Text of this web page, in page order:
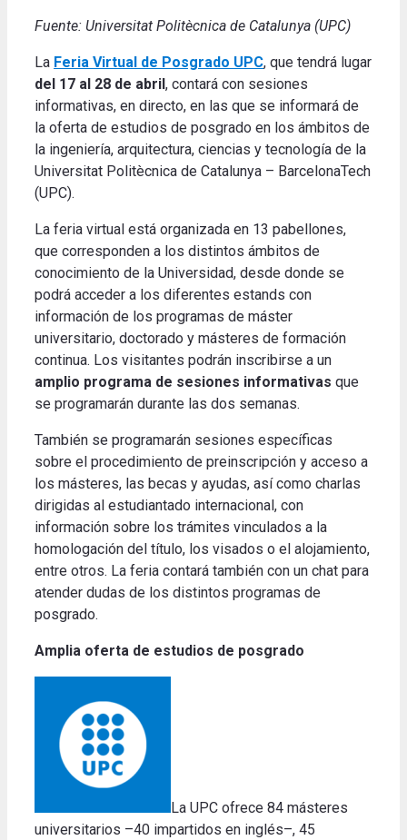
Fuente: Universitat Politècnica de Catalunya (UPC)
La Feria Virtual de Posgrado UPC, que tendrá lugar
del 17 al 28 de abril , contará con sesiones
informativas, en directo, en las que se informará de
la oferta de estudios de posgrado en los ámbitos de
la ingeniería, arquitectura, ciencias y tecnología de la
Universitat Politècnica de Catalunya – BarcelonaTech
(UPC).
La feria virtual está organizada en 13 pabellones,
que corresponden a los distintos ámbitos de
conocimiento de la Universidad, desde donde se
podrá acceder a los diferentes estands con
información de los programas de máster
universitario, doctorado y másteres de formación
continua. Los visitantes podrán inscribirse a un
amplio programa de sesiones informativas que
se programarán durante las dos semanas.
También se programarán sesiones específicas
sobre el procedimiento de preinscripción y acceso a
los másteres, las becas y ayudas, así como charlas
dirigidas al estudiantado internacional, con
información sobre los trámites vinculados a la
homologación del título, los visados o el alojamiento,
entre otros. La feria contará también con un chat para
atender dudas de los distintos programas de
posgrado.
Amplia oferta de estudios de posgrado
La UPC ofrece 84 másteres
universitarios –40 impartidos en inglés–, 45